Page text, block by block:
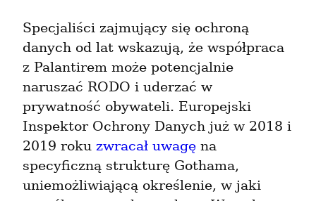
Specjaliści zajmujący się ochroną
danych od lat wskazują, że współpraca
z Palantirem może potencjalnie
naruszać RODO i uderzać w
prywatność obywateli. Europejski
Inspektor Ochrony Danych już w 2018 i
2019 roku zwracał uwagę na
specyficzną strukturę Gothama,
uniemożliwiającą określenie, w jaki